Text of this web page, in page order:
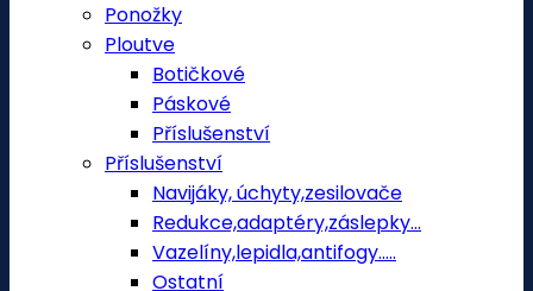
Ponožky
Ploutve
Botičkové
Páskové
Příslušenství
Příslušenství
Navijáky, úchyty,zesilovače
Redukce,adaptéry,záslepky...
Vazelíny,lepidla,antifogy.....
Ostatní